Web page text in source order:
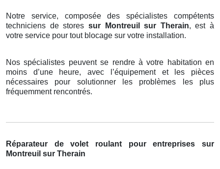
Notre service, composée des spécialistes compétents
techniciens de stores sur Montreuil sur Therain, est à
votre service pour tout blocage sur votre installation.
Nos spécialistes peuvent se rendre à votre habitation en
moins d’une heure, avec l’équipement et les pièces
nécessaires pour solutionner les problèmes les plus
fréquemment rencontrés.
Réparateur de volet roulant pour entreprises sur
Montreuil sur Therain